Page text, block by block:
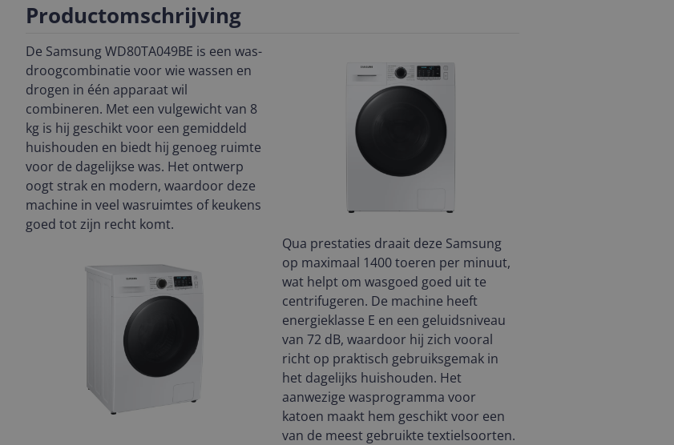
Productomschrijving
De Samsung WD80TA049BE is een was-
droogcombinatie voor wie wassen en
drogen in één apparaat wil
combineren. Met een vulgewicht van 8
kg is hij geschikt voor een gemiddeld
huishouden en biedt hij genoeg ruimte
voor de dagelijkse was. Het ontwerp
oogt strak en modern, waardoor deze
machine in veel wasruimtes of keukens
goed tot zijn recht komt.
Qua prestaties draait deze Samsung
op maximaal 1400 toeren per minuut,
wat helpt om wasgoed goed uit te
centrifugeren. De machine heeft
energieklasse E en een geluidsniveau
van 72 dB, waardoor hij zich vooral
richt op praktisch gebruiksgemak in
het dagelijks huishouden. Het
aanwezige wasprogramma voor
katoen maakt hem geschikt voor een
van de meest gebruikte textielsoorten.